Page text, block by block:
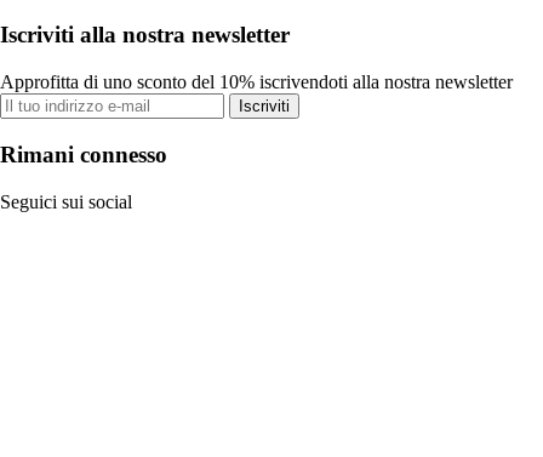
Iscriviti alla nostra newsletter
Approfitta di uno sconto del 10% iscrivendoti alla nostra newsletter
Iscriviti
Rimani connesso
Seguici sui social